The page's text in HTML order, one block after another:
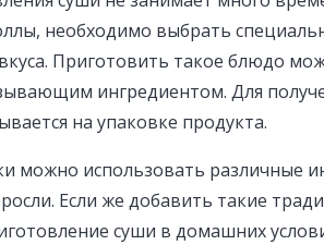
необходимо выбрать
Приготовить такое блюдо
ингредиентом. Для
на упаковке продукта.
можно использовать
Если же добавить такие
суши в домашних